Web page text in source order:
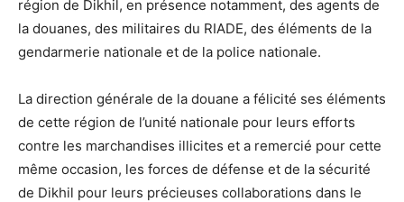
région de Dikhil, en présence notamment, des agents de
la douanes, des militaires du RIADE, des éléments de la
gendarmerie nationale et de la police nationale.
La direction générale de la douane a félicité ses éléments
de cette région de l’unité nationale pour leurs efforts
contre les marchandises illicites et a remercié pour cette
même occasion, les forces de défense et de la sécurité
de Dikhil pour leurs précieuses collaborations dans le